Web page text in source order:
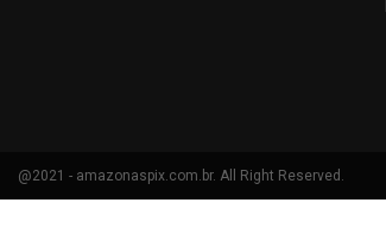
@2021 - amazonaspix.com.br. All Right Reserved.